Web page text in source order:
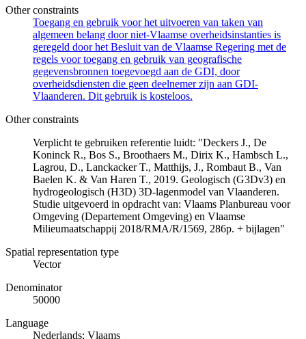
Other constraints
Toegang en gebruik voor het uitvoeren van taken van
algemeen belang door niet-Vlaamse overheidsinstanties is
geregeld door het Besluit van de Vlaamse Regering met de
regels voor toegang en gebruik van geografische
gegevensbronnen toegevoegd aan de GDI, door
overheidsdiensten die geen deelnemer zijn aan GDI-
Vlaanderen. Dit gebruik is kosteloos.
Other constraints
Verplicht te gebruiken referentie luidt: "Deckers J., De
Koninck R., Bos S., Broothaers M., Dirix K., Hambsch L.,
Lagrou, D., Lanckacker T., Matthijs, J., Rombaut B., Van
Baelen K. & Van Haren T., 2019. Geologisch (G3Dv3) en
hydrogeologisch (H3D) 3D-lagenmodel van Vlaanderen.
Studie uitgevoerd in opdracht van: Vlaams Planbureau voor
Omgeving (Departement Omgeving) en Vlaamse
Milieumaatschappij 2018/RMA/R/1569, 286p. + bijlagen"
Spatial representation type
Vector
Denominator
50000
Language
Nederlands; Vlaams